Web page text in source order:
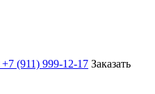
+7 (911) 999-12-17 Заказать